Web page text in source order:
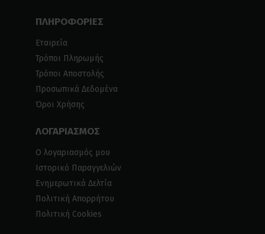
ΠΛΗΡΟΦΟΡΙΕΣ
Εταιρεία
Τρόποι Πληρωμής
Τρόποι Αποστολής
Προσωπικά Δεδομένα
Όροι Χρήσης
ΛΟΓΑΡΙΑΣΜΟΣ
Ο λογαριασμός μου
Ιστορικό Παραγγελιών
Ενημερωτικά Δελτία
Πολιτική Απορρήτου
Πολιτική Cookies